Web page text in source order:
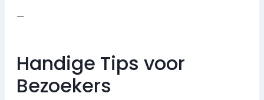
—
Handige Tips voor
Bezoekers